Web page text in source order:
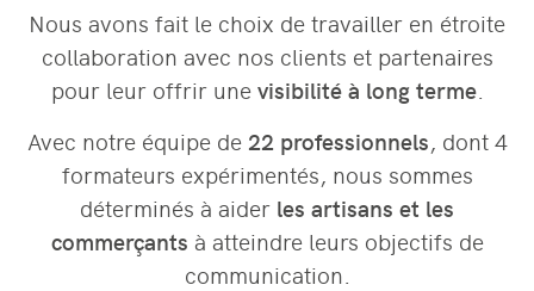
Nous avons fait le choix de travailler en étroite
collaboration avec nos clients et partenaires
pour leur offrir unevisibilité à long terme.
Avec notre équipe de 22 professionnels, dont 4
formateurs expérimentés, nous sommes
déterminés à aider les artisans et les
commerçants à atteindre leurs objectifs de
communication.